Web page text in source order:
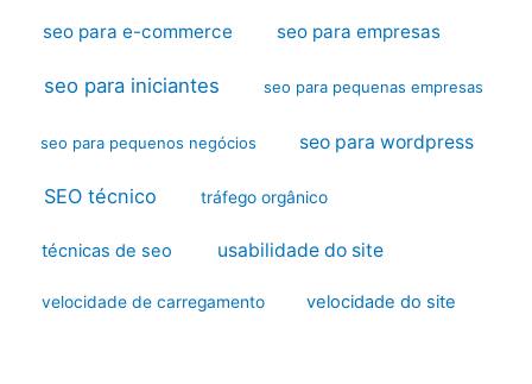
seo para e-commerce seo para empresas
seo para iniciantes seo para pequenas empresas
seo para pequenos negócios seo para wordpress
SEO técnico tráfego orgânico
técnicas de seo usabilidade do site
velocidade de carregamento velocidade do site